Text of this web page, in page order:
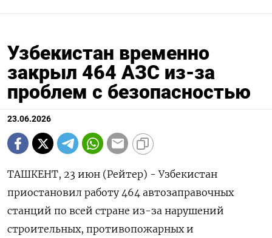
Узбекистан временно
закрыл 464 АЗС из-за
проблем с безопасностью
23.06.2026
ТАШКЕНТ, 23 июн (Рейтер) - Узбекистан
приостановил работу 464 автозаправочных
станций ‌по всей стране из-за нарушений
строительных, противопожарных и ​